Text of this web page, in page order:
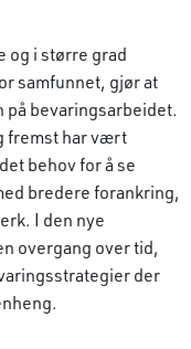
og i større grad
samfunnet, gjør at
på bevaringsarbeidet.
fremst har vært
behov for å se
bredere forankring,
I den nye
overgang over tid,
der